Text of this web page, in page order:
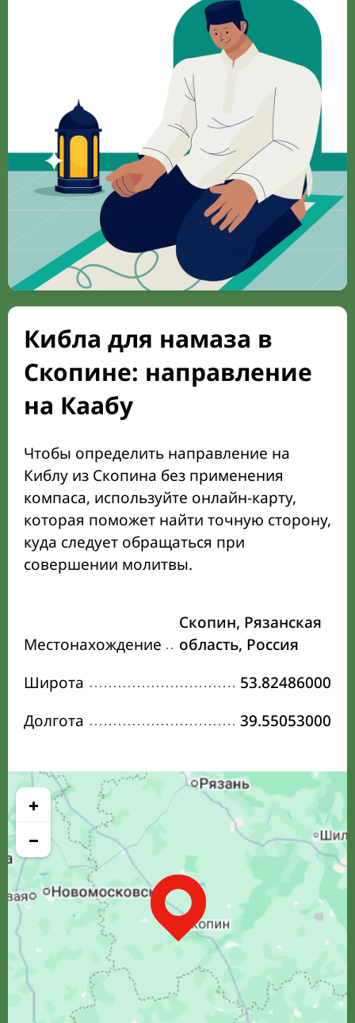
Кибла для намаза в
Скопине: направление
на Каабу
Чтобы определить направление на
Киблу из Скопина без применения
компаса, используйте онлайн-карту,
которая поможет найти точную сторону,
куда следует обращаться при
совершении молитвы.
Местонахождение
Скопин, Рязанская
область, Россия
Широта
53.82486000
Долгота
39.55053000
+
−